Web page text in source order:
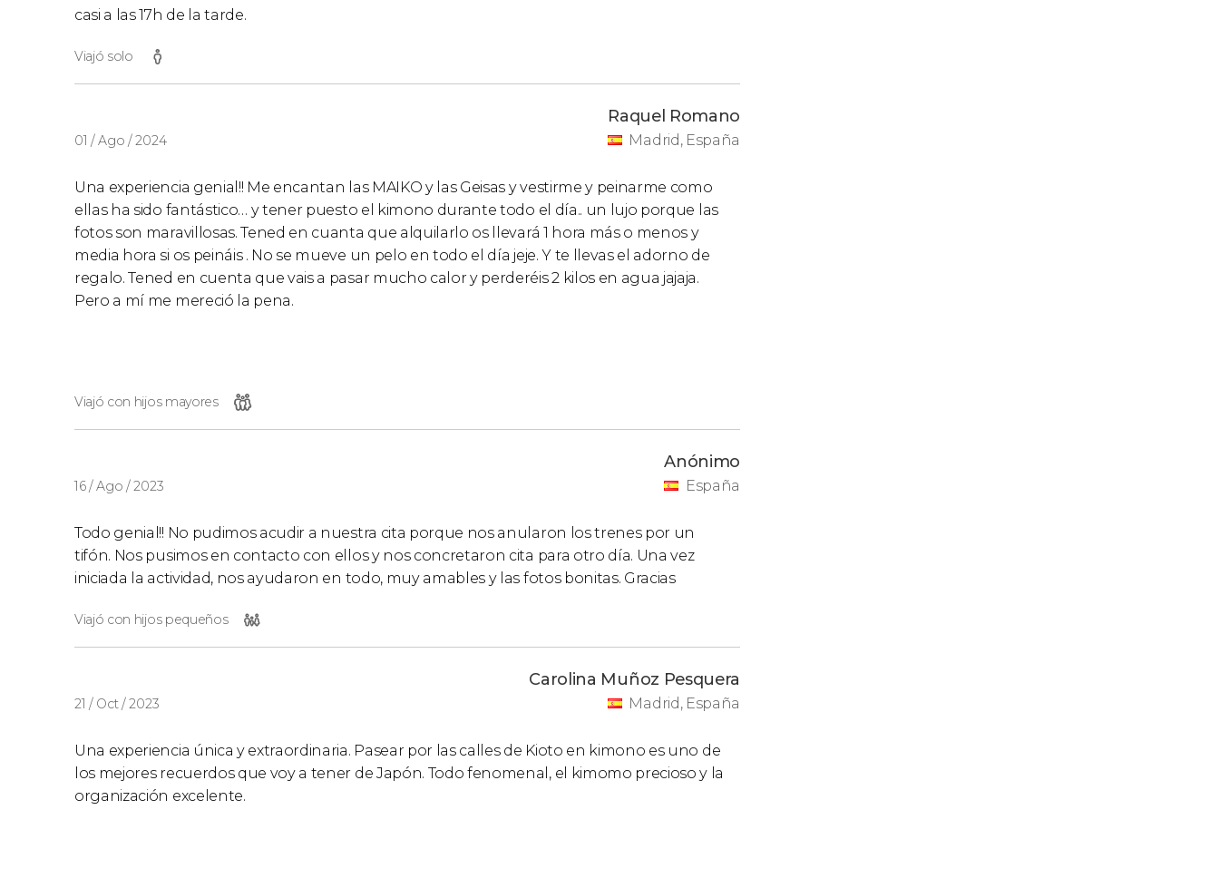
casi a las 17h de la tarde.
Viajó solo
01 / Ago / 2024
Raquel Romano
Madrid, España
Una experiencia genial!! Me encantan las MAIKO y las Geisas y vestirme y peinarme como
ellas ha sido fantástico… y tener puesto el kimono durante todo el día.. un lujo porque las
fotos son maravillosas. Tened en cuanta que alquilarlo os llevará 1 hora más o menos y
media hora si os peináis . No se mueve un pelo en todo el día jeje. Y te llevas el adorno de
regalo. Tened en cuenta que vais a pasar mucho calor y perderéis 2 kilos en agua jajaja.
Pero a mí me mereció la pena.
Viajó con hijos mayores
16 / Ago / 2023
Anónimo
España
Todo genial!! No pudimos acudir a nuestra cita porque nos anularon los trenes por un
tifón. Nos pusimos en contacto con ellos y nos concretaron cita para otro día. Una vez
iniciada la actividad, nos ayudaron en todo, muy amables y las fotos bonitas. Gracias
Viajó con hijos pequeños
21 / Oct / 2023
Carolina Muñoz Pesquera
Madrid, España
Una experiencia única y extraordinaria. Pasear por las calles de Kioto en kimono es uno de
los mejores recuerdos que voy a tener de Japón. Todo fenomenal, el kimomo precioso y la
organización excelente.